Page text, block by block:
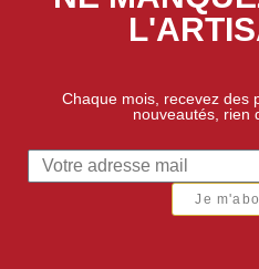
Chaque mois, recevez des
nouveautés, rien
Je